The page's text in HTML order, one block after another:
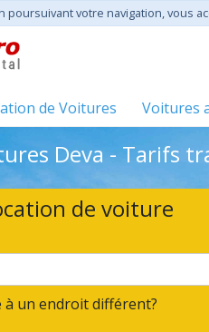
poursuivant votre navigation, vous
de Voitures Voitures
Deva - Tarifs
de voiture
un endroit différent?